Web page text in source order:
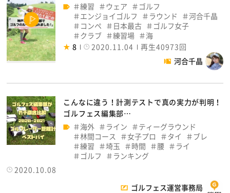
練習
ウェア
ゴルフ
エンジョイゴルフ
ラウンド
河合千晶
コンペ
日本最古
ゴルフ女子
クラブ
練習場
海
8
2020.11.04
再生40973回
河合千晶
こんなに違う！計測テストで真の実力が判明！
ゴルフェス編集部…
海外
ライン
ティーグラウンド
林間コース
女子プロ タイ
ブレ
練習
埼玉 時間 腰
ライ
ゴルフ
ランキング
2020.10.08
ゴルフェス運営事務局